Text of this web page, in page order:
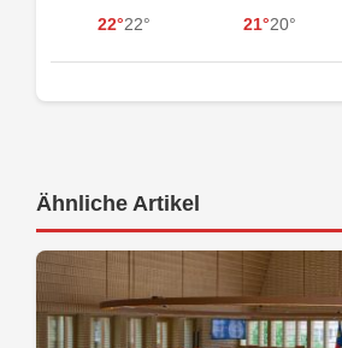
22°22° 21°20°
Ähnliche Artikel